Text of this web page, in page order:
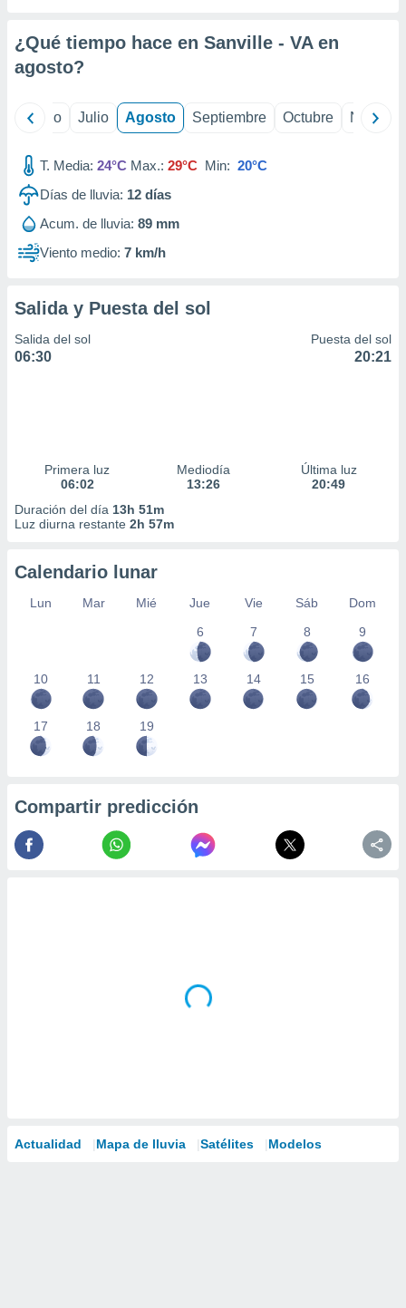
e
mediante
publicidad
publicidad
de
1199
¿Qué tiempo hace en Sanville - VA en
agosto?
Junio Julio Agosto Septiembre Octubre
T. Media: 24°C Max.: 29°C Min: 20°C
Días de lluvia: 12 días
Acum. de lluvia: 89 mm
Viento medio: 7 km/h
Salida y Puesta del sol
Salida del sol
06:30
Puesta del sol
20:21
Primera luz
06:02
Mediodía
13:26
Última luz
20:49
Duración del día 13h 51m
Luz diurna restante 2h 57m
Calendario lunar
Lun Mar Mié Jue Vie Sáb
Dom
6
7 8 9
10 11 12 13 14 15 16
17 18 19
Compartir predicción
Actualidad Mapa de lluvia Satélites Modelos